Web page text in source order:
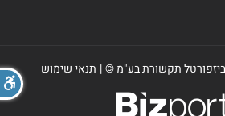
תקשורת בע"מ ©| תנאי שימוש